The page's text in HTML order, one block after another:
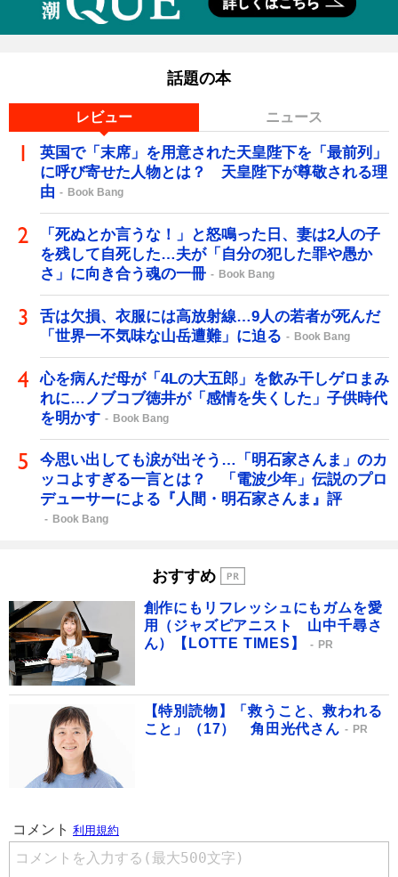
話題の本
レビュー ニュース
英国で「末席」を用意された天皇陛下を「最前列」
に呼び寄せた人物とは？ 天皇陛下が尊敬される理
由
Book Bang
「死ぬとか言うな！」と怒鳴った日、妻は2人の子
を残して自死した…夫が「自分の犯した罪や愚か
さ」に向き合う魂の一冊
Book Bang
舌は欠損、衣服には高放射線…9人の若者が死んだ
「世界一不気味な山岳遭難」に迫る
Book Bang
心を病んだ母が「4Lの大五郎」を飲み干しゲロまみ
れに…ノブコブ徳井が「感情を失くした」子供時代
を明かす
Book Bang
今思い出しても涙が出そう…「明石家さんま」のカ
ッコよすぎる一言とは？ 「電波少年」伝説のプロ
デューサーによる『人間・明石家さんま』評
Book Bang
おすすめ
創作にもリフレッシュにもガムを愛
用（ジャズピアニスト 山中千尋さ
ん）【LOTTE TIMES】
PR
【特別読物】「救うこと、救われる
こと」（17） 角田光代さん
PR